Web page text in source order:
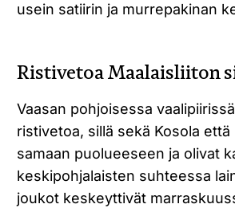
usein satiirin ja murrepakinan
Ristivetoa Maalaisliiton
Vaasan pohjoisessa
ristivetoa, sillä sekä Kosola
samaan puolueeseen ja olivat
keskipohjalaisten suhteessa
joukot keskeyttivät